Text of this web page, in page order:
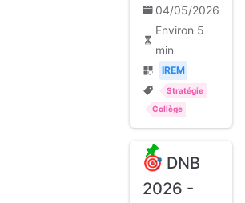
04/05/2026
Environ 5
min
IREM
Stratégie
Collège
🎯 DNB
2026 -